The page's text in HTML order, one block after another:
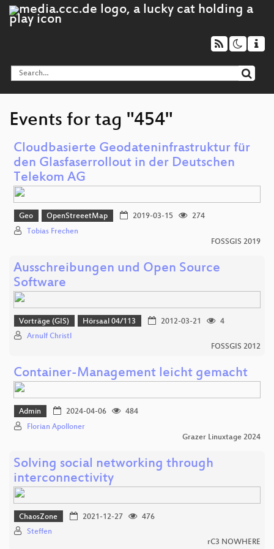
Events for tag "454"
Cloudbasierte Geodateninfrastruktur für
den Glasfaserrollout in der Deutschen
Telekom AG
Geo OpenStreeetMap 2019-03-15
274
Tobias Frechen
FOSSGIS 2019
Ausschreibungen und Open Source
Software
Vorträge (GIS) Hörsaal 04/113 2012-03-21
4
Arnulf Christl
FOSSGIS 2012
Container-Management leicht gemacht
Admin 2024-04-06
484
Florian Apolloner
Grazer Linuxtage 2024
Solving social networking through
interconnectivity
ChaosZone 2021-12-27
476
Steffen
rC3 NOWHERE